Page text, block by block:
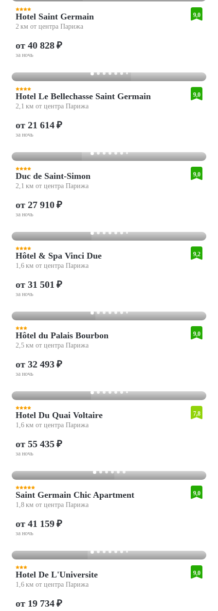
Hotel Saint Germain
2 км от центра Парижа
9,0
от 40 828 ₽
за ночь
Hotel Le Bellechasse Saint Germain
2,1 км от центра Парижа
9,0
от 21 614 ₽
за ночь
Duc de Saint-Simon
2,1 км от центра Парижа
9,0
от 27 910 ₽
за ночь
Hôtel & Spa Vinci Due
1,6 км от центра Парижа
9,2
от 31 501 ₽
за ночь
Hôtel du Palais Bourbon
2,5 км от центра Парижа
9,0
от 32 493 ₽
за ночь
Hotel Du Quai Voltaire
1,6 км от центра Парижа
7,8
от 55 435 ₽
за ночь
Saint Germain Chic Apartment
1,8 км от центра Парижа
9,0
от 41 159 ₽
за ночь
Hotel De L'Universite
1,6 км от центра Парижа
9,0
от 19 734 ₽